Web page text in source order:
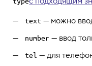
text — можно
number — ввод
tel — для